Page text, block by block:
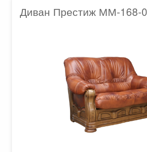
Диван Престиж ММ-168-